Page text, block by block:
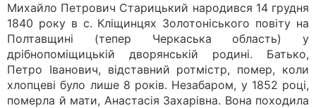
Михайло Петрович Старицький народився 14 грудня
1840 року в с. Кліщинцях Золотоніського повіту на
Полтавщині (тепер Черкаська область) у
дрібнопоміщицькій дворянській родині. Батько,
Петро Іванович, відставний ротмістр, помер, коли
хлопцеві було лише 8 років. Незабаром, у 1852 році,
померла й мати, Анастасія Захарівна. Вона походила